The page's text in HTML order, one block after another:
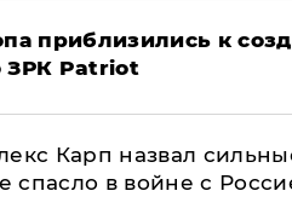
приблизились к
ЗРК Patriot
Карп назвал
спасло в войне с